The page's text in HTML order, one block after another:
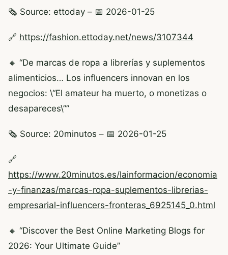
🗞️ Source: ettoday – 📅 2026-01-25
🔗 https://fashion.ettoday.net/news/3107344
🔸 “De marcas de ropa a librerías y suplementos
alimenticios… Los influencers innovan en los
negocios: \“El amateur ha muerto, o monetizas o
desapareces\””
🗞️ Source: 20minutos – 📅 2026-01-25
🔗
https://www.20minutos.es/lainformacion/economia
-y-finanzas/marcas-ropa-suplementos-librerias-
empresarial-influencers-fronteras_6925145_0.html
🔸 “Discover the Best Online Marketing Blogs for
2026: Your Ultimate Guide”